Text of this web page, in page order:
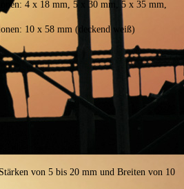
4 x 18 mm, 5 x 30 mm, 5 x 35 mm,
10 x 58 mm (deckend weiß)
von 5 bis 20 mm und Breiten von 10